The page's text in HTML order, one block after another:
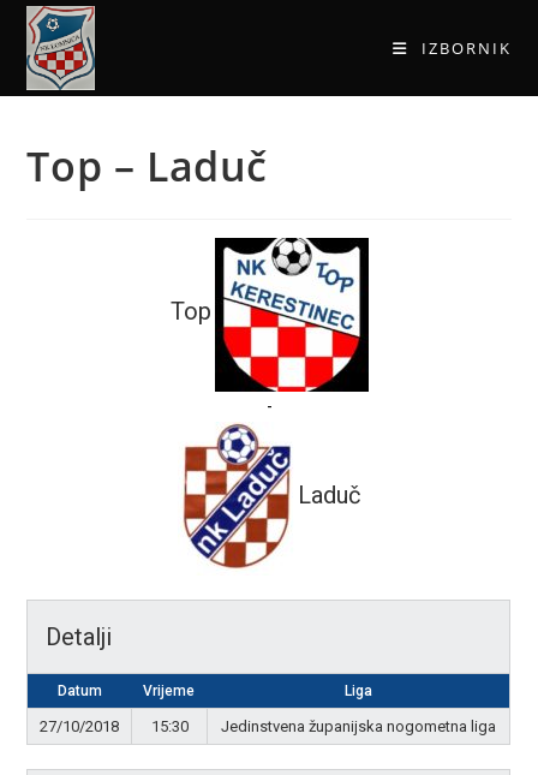
IZBORNIK
Top – Laduč
Top
-
Laduč
Detalji
Datum Vrijeme Liga
27/10/2018 15:30 Jedinstvena županijska nogometna liga